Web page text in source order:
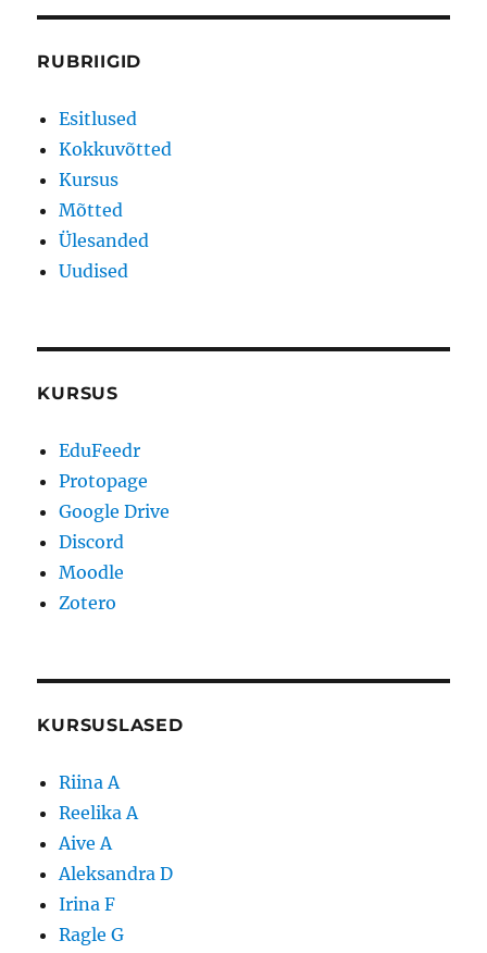
RUBRIIGID
Esitlused
Kokkuvõtted
Kursus
Mõtted
Ülesanded
Uudised
KURSUS
EduFeedr
Protopage
Google Drive
Discord
Moodle
Zotero
KURSUSLASED
Riina A
Reelika A
Aive A
Aleksandra D
Irina F
Ragle G